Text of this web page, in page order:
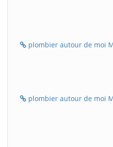
plombier autour de moi
plombier autour de moi